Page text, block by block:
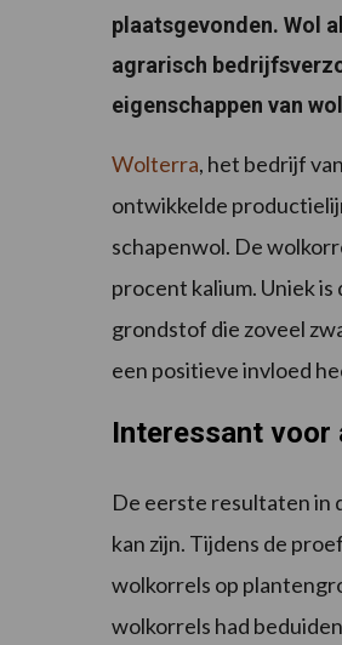
plaatsgevonden. Wol
agrarisch
eigenschappen van
Wolterra, het bedrijf
ontwikkelde
schapenwol. De
procent kalium. Uniek
grondstof die zoveel
een positieve invloed
Interessant voor
De eerste resultaten in
kan zijn. Tijdens de
wolkorrels op
wolkorrels had